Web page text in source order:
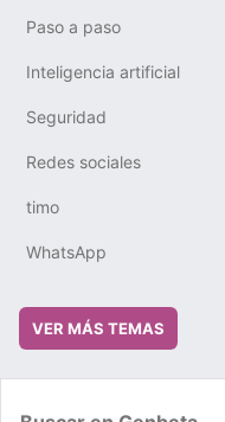
Paso a paso
Inteligencia artificial
Seguridad
Redes sociales
timo
WhatsApp
VER MÁS TEMAS